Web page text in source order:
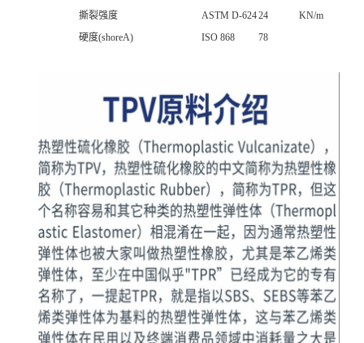
撕裂强度
ASTM D-62424
KN/m
硬度(shoreA)
ISO 868 78